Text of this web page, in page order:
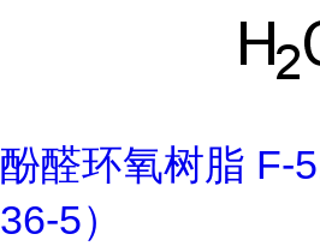
酚醛环氧树脂 F-
36-5）